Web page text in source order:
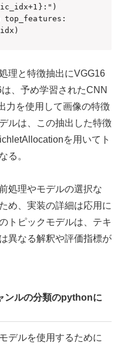
top_features:
理と特徴抽出にVGG16
、予め学習されたCNN
力を使用して画像の特徴
ルは、この抽出した特徴
を用いてト
る。
処理やモデルの選択な
め、実装の詳細は応用に
トピックモデルは、テキ
異なる解釈や評価指標が
ンルの分類のpythonに
デルを使用するために